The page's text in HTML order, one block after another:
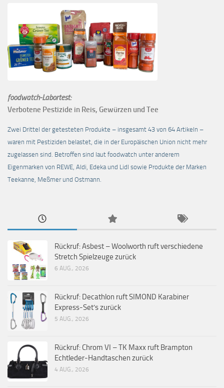
foodwatch-Labortest:
Verbotene Pestizide in Reis, Gewürzen und Tee
Zwei Drittel der getesteten Produkte – insgesamt 43 von 64 Artikeln –
waren mit Pestiziden belastet, die in der Europäischen Union nicht mehr
zugelassen sind. Betroffen sind laut foodwatch unter anderem
Eigenmarken von REWE, Aldi, Edeka und Lidl sowie Produkte der Marken
Teekanne, Meßmer und Ostmann.
Rückruf: Asbest – Woolworth ruft verschiedene
Stretch Spielzeuge zurück
6 AUG., 2026
Rückruf: Decathlon ruft SIMOND Karabiner
Express-Set’s zurück
5 AUG., 2026
Rückruf: Chrom VI – TK Maxx ruft Brampton
Echtleder-Handtaschen zurück
4 AUG., 2026